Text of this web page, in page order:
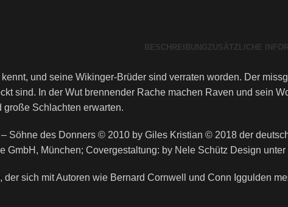
BESCHREIBUNGZUSÄTZLICHE
und seine Wikinger-Brüder sind verraten worden. Der
sind. In der Wut brennender Rache machen Raven und sein
große Schlachten erwarten.
Söhne des Donners © 2010 by Giles Kristian © 2018 der
GmbH, München; Covergestaltung: by Nele Schütz Design
sich mit Autoren wie Bernard Cornwell und Conn Iggulden